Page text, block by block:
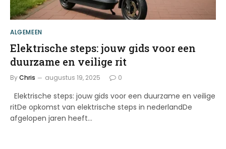
ALGEMEEN
Elektrische steps: jouw gids voor een
duurzame en veilige rit
ByChris augustus 19, 2025 0
Elektrische steps: jouw gids voor een duurzame en veilige
ritDe opkomst van elektrische steps in nederlandDe
afgelopen jaren heeft…